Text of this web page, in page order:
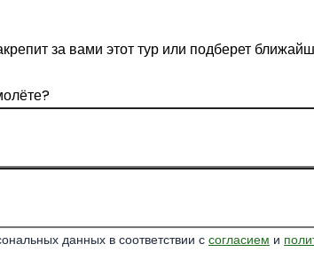
за вами этот тур или подберет
данных в соответствии с согласием и